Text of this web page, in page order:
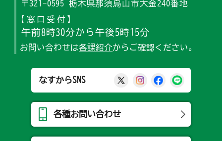
〒321-0595 栃木県那須烏山市大金240番地
【窓口受付】
午前8時30分から午後5時15分
お問い合わせは各課紹介からご確認ください。
なすからSNS 那須烏山市公式X
那須烏山市公式
那須烏山市
各種お問い合わせ